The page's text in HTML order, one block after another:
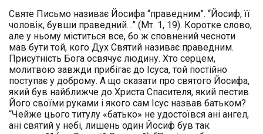
Святе Письмо називає Йосифа “праведним”. “Йосиф, її
чоловік, бувши праведний…” (Мт. 1, 19). Коротке слово,
але у ньому міститься все, бо ж сповнений чесноти
мав бути той, кого Дух Святий називає праведним.
Присутність Бога освячує людину. Хто серцем,
молитвою завжди прибігає до Ісуса, той постійно
поступає у доброму. А що сказати про святого Йосифа,
який був найближче до Христа Спасителя, який пестив
Його своїми руками і якого сам Ісус назвав батьком?
“Чейже цього титулу «батько» не удостоївся ані ангел,
ані святий у небі, лишень один Йосиф був так